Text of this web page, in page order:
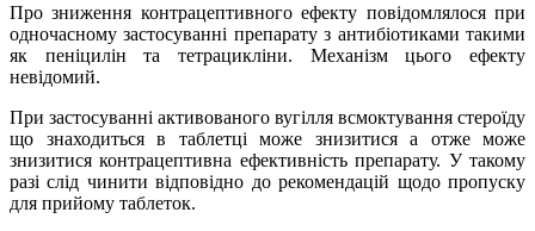
Про зниження контрацептивного ефекту повідомлялося при
одночасному застосуванні препарату з антибіотиками такими
як пеніцилін та тетрацикліни. Механізм цього ефекту
невідомий.
При застосуванні активованого вугілля всмоктування стероїду
що знаходиться в таблетці може знизитися а отже може
знизитися контрацептивна ефективність препарату. У такому
разі слід чинити відповідно до рекомендацій щодо пропуску
для прийому таблеток.